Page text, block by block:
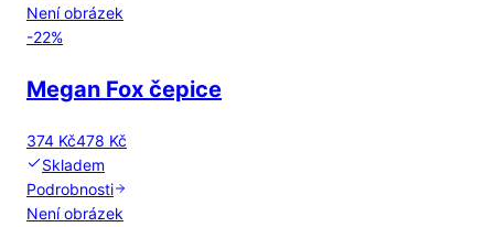
Není obrázek
-22%
Megan Fox čepice
374 Kč478 Kč
Skladem
Podrobnosti
Není obrázek